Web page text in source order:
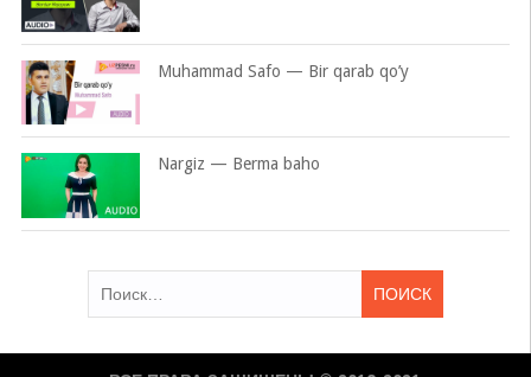
Muhammad Safo — Bir qarab qo’y
Nargiz — Berma baho